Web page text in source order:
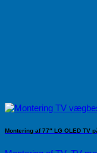
Montering af 77″ LG OLED TV